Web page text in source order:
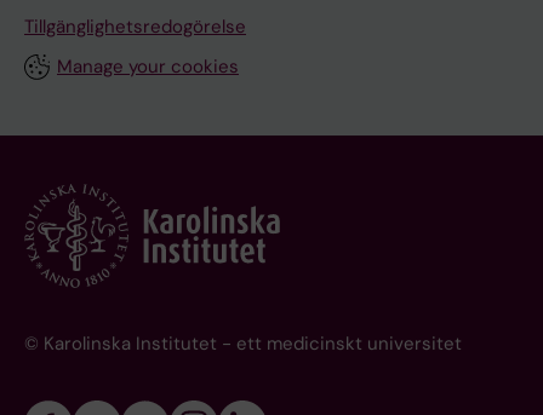
Tillgänglighetsredogörelse
Manage your cookies
© Karolinska Institutet - ett medicinskt universitet